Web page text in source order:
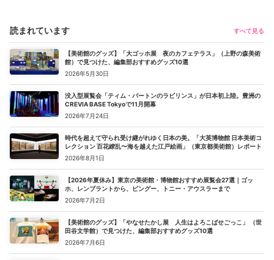
読まれています すべて見る
【美術館のグッズ】「大ゴッホ展 夜のカフェテラス」（上野の森美術
館）で見つけた、編集部おすすめグッズ10選
2026年5月30日
没入型展覧会「ティム・バートンのラビリンス」が日本初上陸。豊洲の
CREVIA BASE Tokyoで11月開幕
2026年7月24日
時代を超えて守られ受け継がれゆく日本の美。「大英博物館 日本美術コ
レクション 百花繚乱〜海を越えた江戸絵画」（東京都美術館）レポート
2026年8月1日
【2026年夏休み】東京の美術館・博物館おすすめ展覧会27選｜ゴッ
ホ、レンブラントから、ピングー、トニー・アウスラーまで
2026年7月2日
【美術館のグッズ】「やなせたかし展 人生はよろこばせごっこ」 （世
田谷文学館）で見つけた、編集部おすすめグッズ10選
2026年7月6日